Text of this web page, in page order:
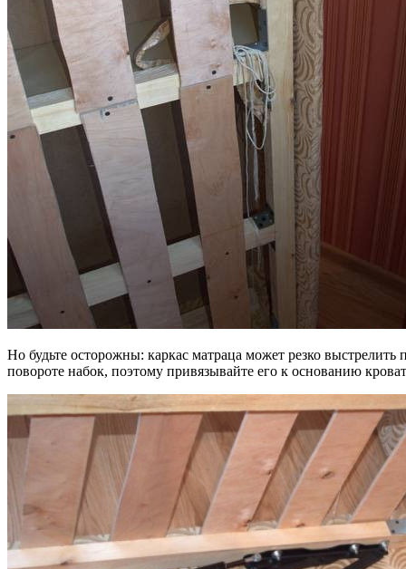
Но будьте осторожны: каркас матраца может резко выстрелить
повороте набок, поэтому привязывайте его к основанию